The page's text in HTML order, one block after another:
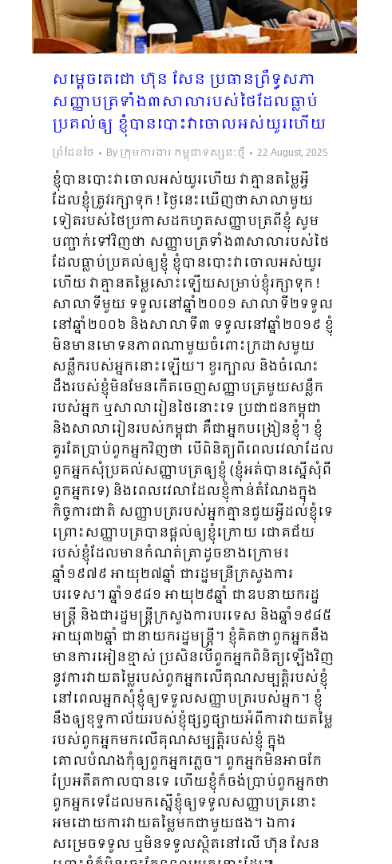
សម្ដេចតេជោ ហ៊ុន សែន ប្រធានព្រឹទ្ធសភា
សញ្ញាបត្រទាំង៣សាលារបស់ថៃដែលធ្លាប់
ប្រគល់ឲ្យ ខ្ញុំបានបោះវាចោលអស់យូរហើយ
ព្រំដែនថៃ By ក្រុមការងារ កម្ពុជាទស្សនៈថ្មី 22 August, 2025
ខ្ញុំបានបោះវាចោលអស់យូរហើយ វាគ្មានតម្លៃអ្វី
ដែលខ្ញុំត្រូវរក្សាទុក ! ថ្ងៃនេះឃើញថាសាលាមួយ
ទៀតរបស់ថៃប្រកាសដកហូតសញ្ញាបត្រពីខ្ញុំ សូម
បញ្ជាក់ទៅវិញថា សញ្ញាបត្រទាំង៣សាលារបស់ថៃ
ដែលធ្លាប់ប្រគល់ឲ្យខ្ញុំ ខ្ញុំបានបោះវាចោលអស់យូរ
ហើយ វាគ្មានតម្លៃសោះឡើយសម្រាប់ខ្ញុំរក្សាទុក !
សាលាទីមួយ ទទួលនៅឆ្នាំ២០០១​ សាលាទី២ទទួល
នៅឆ្នាំ២០០៦ និងសាលាទី៣ ទទួលនៅឆ្នាំ២០១៩ ខ្ញុំ
មិនមានមោទនភាពណាមួយចំពោះក្រដាសមួយ
សន្លឹករបស់អ្នកនោះឡើយ។ ខួរក្បាល និងចំណេះ
ដឹងរបស់ខ្ញុំមិនមែនកើតចេញសញ្ញាបត្រមួយសន្លឹក
របស់អ្នក ឬសាលារៀនថៃនោះទេ ប្រជាជនកម្ពុជា
និងសាលារៀនរបស់កម្ពុជា គឺជាអ្នកបង្រៀនខ្ញុំ។ ខ្ញុំ
គួរតែប្រាប់ពួកអ្នកវិញថា បើពិនិត្យពីពេលវេលាដែល
ពួកអ្នកសុំប្រគល់សញ្ញាបត្រឲ្យខ្ញុំ (ខ្ញុំអត់បានស្នើសុំពី
ពួកអ្នកទេ) និងពេលវេលាដែលខ្ញុំកាន់តំណែងក្នុង
កិច្ចការជាតិ សញ្ញាបត្ររបស់អ្នកគ្មានជួយអ្វីដល់ខ្ញុំទេ
ព្រោះសញ្ញាបត្របានផ្តល់ឲ្យខ្ញុំក្រោយ ជោគជ័យ
របស់ខ្ញុំដែលមានកំណត់ត្រាដូចខាងក្រោម៖
ឆ្នាំ១៩៧៩ អាយុ២៧ឆ្នាំ ជារដ្ឋមន្រីក្រសួងការ
បរទេស។ ឆ្នាំ១៩៨១ អាយុ២៩ឆ្នាំ ជាឧបនាយករដ្ឋ
មន្ត្រី និងជារដ្ឋមន្ត្រីក្រសួងការបរទេស និងឆ្នាំ១៩៨៥
អាយុ៣២ឆ្នាំ ជានាយករដ្ឋមន្ត្រី។ ខ្ញុំគិតថាពួកអ្នកនឹង
មានការអៀនខ្មាស់ ប្រសិនបើពួកអ្នកពិនិត្យឡើងវិញ
នូវការវាយតម្លៃរបស់ពួកអ្នកលើគុណសម្បត្តិរបស់ខ្ញុំ
នៅពេលអ្នកសុំខ្ញុំឲ្យទទួលសញ្ញាបត្ររបស់អ្នក។ ខ្ញុំ
នឹងឲ្យខុទ្ទកាល័យរបស់ខ្ញុំផ្សព្វផ្សាយអំពីការវាយតម្លៃ
របស់ពួកអ្នកមកលើគុណសម្បត្តិរបស់ខ្ញុំ ក្នុង
គោលបំណងកុំឲ្យពួកអ្នកភ្លេច។ ពួកអ្នកមិនអាចកែ
ប្រែអតីតកាលបានទេ ហើយខ្ញុំក៏ចង់ប្រាប់ពួកអ្នកថា
ពួកអ្នកទេដែលមកស្នើខ្ញុំឲ្យទទួលសញ្ញាបត្រនោះ
អមដោយការវាយតម្លៃមកជាមួយផង។ ឯការ
សម្រេចទទួល ឬមិនទទួលស្ថិតនៅលើ ហ៊ុន សែន